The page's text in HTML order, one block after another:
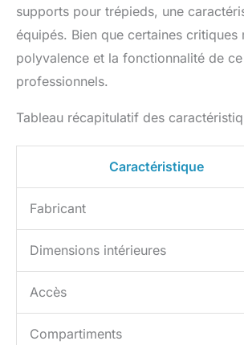
supports pour trépieds, une
équipés. Bien que certaines critiques
polyvalence et la fonctionnalité de
professionnels.
Tableau récapitulatif des
Caractéristique
Fabricant
Dimensions intérieures
Accès
Compartiments